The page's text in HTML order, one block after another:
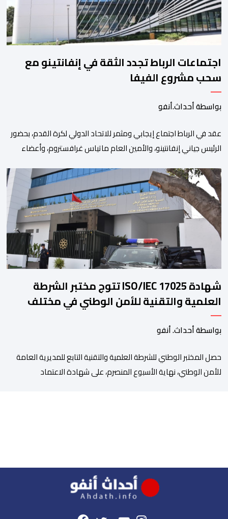
اجتماعات الرباط تجدد الثقة في إنفانتينو مع
سحب مشروع الفيفا
بواسطة أحداث.أنفو
عقد في الرباط اجتماع إيجابي ومثمر للاتحاد الدولي لكرة القدم، بحضور
الرئيس جياني إنفانتينو، والأمين العام ماتياس غرافستروم، وأعضاء
العمل الداخلي. ​وشهد اللقاء تجديد الثقة المتبادلة بين القيادة التنفيذية
للاتحاد، حيث أكد المجتمعون دعمهم الكامل للرئيس إنفانتينو باعتباره
المسؤول الوحيد المباشر والمنتخب من قِبل 211 اتحادا […]
شهادة ISO/IEC 17025 تتوج مختبر الشرطة
العلمية والتقنية للأمن الوطني في مختلف
الخبرات الجنائية
بواسطة أحداث. أنفو
حصل المختبر الوطني للشرطة العلمية والتقنية التابع للمديرية العامة
للأمن الوطني، نهاية الأسبوع المنصرم، على شهادة الاعتماد